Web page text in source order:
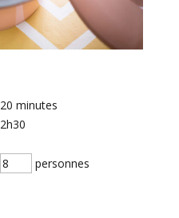
20 minutes
2h30
personnes